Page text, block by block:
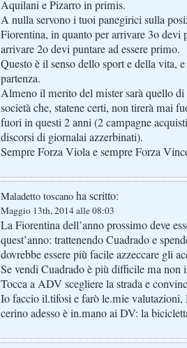
Aquilani e Pizarro in primis.
A nulla servono i tuoi panegirici sulla
Fiorentina, in quanto per arrivare 3o devi
arrivare 2o devi puntare ad essere primo.
Questo è il senso dello sport e della vita,
partenza.
Almeno il merito del mister sarà quello di
società che, statene certi, non tirerà mai
fuori in questi 2 anni (2 campagne
discorsi di giornalai azzerbinati).
Sempre Forza Viola e sempre Forza
Maladetto toscano ha scritto:
Maggio 13th, 2014 alle 08:03
La Fiorentina dell’anno prossimo deve
quest’anno: trattenendo Cuadrado e
dovrebbe essere più facile azzeccare gli
Se vendi Cuadrado è più difficile ma non
Tocca a ADV scegliere la strada e
Io faccio il.tifosi e farò le.mie valutazioni,
cerino adesso è in.mano ai DV: la